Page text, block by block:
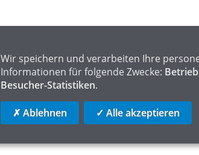
IMPRESSUM FAQ
HOME OF LOGISTICS
Wir speichern und verarbeiten Ihre
Informationen für folgende Zwecke:
Besucher-Statistiken.
✗ Ablehnen ✓ Alle akzeptieren